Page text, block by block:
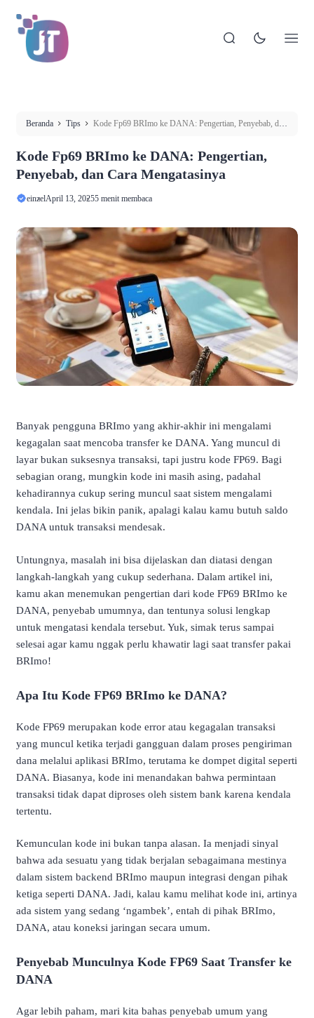
Beranda Tips
Kode Fp69 BRImo ke DANA: Pengertian, Penyebab, dan
Kode Fp69 BRImo ke DANA: Pengertian,
Penyebab, dan Cara Mengatasinya
einzelApril 13, 20255 menit membaca
Banyak pengguna BRImo yang akhir-akhir ini mengalami
kegagalan saat mencoba transfer ke DANA. Yang muncul di
layar bukan suksesnya transaksi, tapi justru kode FP69. Bagi
sebagian orang, mungkin kode ini masih asing, padahal
kehadirannya cukup sering muncul saat sistem mengalami
kendala. Ini jelas bikin panik, apalagi kalau kamu butuh saldo
DANA untuk transaksi mendesak.
Untungnya, masalah ini bisa dijelaskan dan diatasi dengan
langkah-langkah yang cukup sederhana. Dalam artikel ini,
kamu akan menemukan pengertian dari kode FP69 BRImo ke
DANA, penyebab umumnya, dan tentunya solusi lengkap
untuk mengatasi kendala tersebut. Yuk, simak terus sampai
selesai agar kamu nggak perlu khawatir lagi saat transfer pakai
BRImo!
Apa Itu Kode FP69 BRImo ke DANA?
Kode FP69 merupakan kode error atau kegagalan transaksi
yang muncul ketika terjadi gangguan dalam proses pengiriman
dana melalui aplikasi BRImo, terutama ke dompet digital seperti
DANA. Biasanya, kode ini menandakan bahwa permintaan
transaksi tidak dapat diproses oleh sistem bank karena kendala
tertentu.
Kemunculan kode ini bukan tanpa alasan. Ia menjadi sinyal
bahwa ada sesuatu yang tidak berjalan sebagaimana mestinya
dalam sistem backend BRImo maupun integrasi dengan pihak
ketiga seperti DANA. Jadi, kalau kamu melihat kode ini, artinya
ada sistem yang sedang ‘ngambek’, entah di pihak BRImo,
DANA, atau koneksi jaringan secara umum.
Penyebab Munculnya Kode FP69 Saat Transfer ke
DANA
Agar lebih paham, mari kita bahas penyebab umum yang